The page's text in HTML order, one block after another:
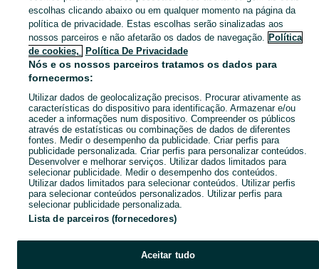
Navegue pelos últimos anúncios de Computadores em Covilhã E Canhoso no OLX Portugal. Compre e venda produtos locais com facilidade e segurança. Mostrar
Mapa do site
Mapa das freguesias
Mapa de mini-sites
Pesquisas populares
escolhas clicando abaixo ou em qualquer momento na página da
política de privacidade. Estas escolhas serão sinalizadas aos
nossos parceiros e não afetarão os dados de navegação. Política
de cookies,
Política De Privacidade
Nós e os nossos parceiros tratamos os dados para
fornecermos:
Utilizar dados de geolocalização precisos. Procurar ativamente as
características do dispositivo para identificação. Armazenar e/ou
aceder a informações num dispositivo. Compreender os públicos
através de estatísticas ou combinações de dados de diferentes
fontes. Medir o desempenho da publicidade. Criar perfis para
publicidade personalizada. Criar perfis para personalizar conteúdos.
Desenvolver e melhorar serviços. Utilizar dados limitados para
selecionar publicidade. Medir o desempenho dos conteúdos.
Utilizar dados limitados para selecionar conteúdos. Utilizar perfis
para selecionar conteúdos personalizados. Utilizar perfis para
selecionar publicidade personalizada.
Lista de parceiros (fornecedores)
Aceitar tudo